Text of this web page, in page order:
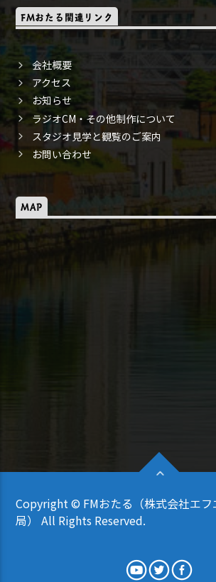
FMおたる関連リンク
会社概要
アクセス
お知らせ
ラジオCM・その他制作について
スタジオ見学と観覧のご案内
お問い合わせ
MAP
Copyright © FMおたる（株式会社エフ
局） All Rights Reserved.